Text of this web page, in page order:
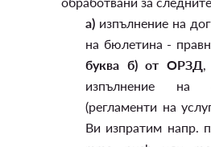
а) изпълнение на
на бюлетина -
буква б) от ОРЗД,
изпълнение на
(регламенти на
Ви изпратим напр.